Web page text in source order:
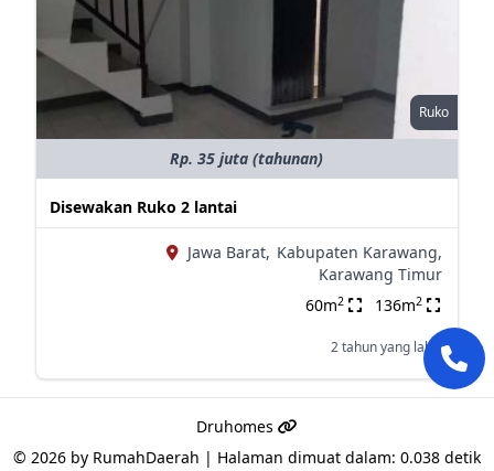
Ruko
Rp. 35 juta (tahunan)
Disewakan Ruko 2 lantai
Jawa Barat, Kabupaten Karawang,
Karawang Timur
60m2 136m2
2 tahun yang lalu
Druhomes
© 2026 by RumahDaerah | Halaman dimuat dalam: 0.038 detik